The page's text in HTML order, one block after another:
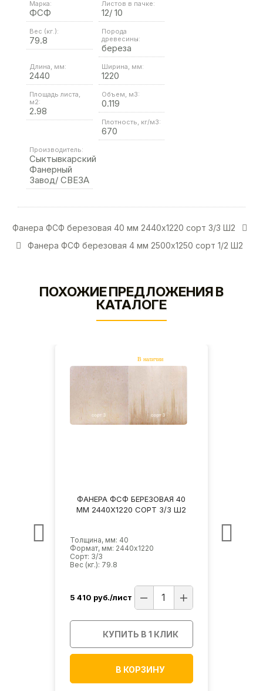
Марка:
ФСФ
Листов в пачке:
12/ 10
Вес (кг.):
79.8
Порода
древесины:
береза
Длина, мм:
2440
Ширина, мм:
1220
Площадь листа,
м2:
2.98
Объем, м3:
0.119
Плотность, кг/м3:
670
Производитель:
Сыктывкарский
Фанерный
Завод/ СВЕЗА
Фанера ФСФ березовая 40 мм 2440х1220 сорт 3/3 Ш2
Фанера ФСФ березовая 4 мм 2500х1250 сорт 1/2 Ш2
ПОХОЖИЕ ПРЕДЛОЖЕНИЯ В
КАТАЛОГЕ
ФАНЕРА ФСФ БЕРЕЗОВАЯ 40
ММ 2440Х1220 СОРТ 3/3 Ш2
Толщина, мм: 40
Формат, мм: 2440х1220
Сорт: 3/3
Вес (кг.): 79.8
5 410 руб./лист
КУПИТЬ В 1 КЛИК
В КОРЗИНУ